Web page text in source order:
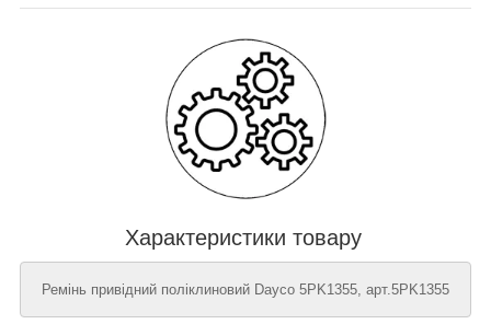
Характеристики товару
Ремінь привідний поліклиновий Dayco 5PK1355, арт.5PK1355